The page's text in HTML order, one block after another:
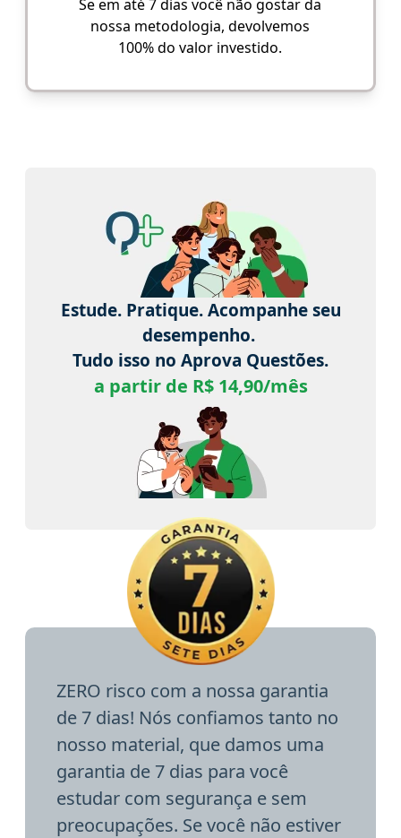
Se em até 7 dias você não gostar da
nossa metodologia, devolvemos
100% do valor investido.
Estude. Pratique. Acompanhe seu
desempenho.
Tudo isso no Aprova Questões.
a partir de R$ 14,90/mês
ZERO risco com a nossa garantia
de 7 dias! Nós confiamos tanto no
nosso material, que damos uma
garantia de 7 dias para você
estudar com segurança e sem
preocupações. Se você não estiver